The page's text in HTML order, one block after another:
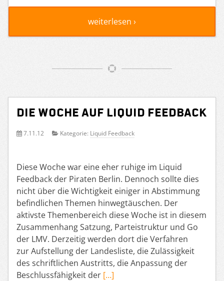
weiterlesen ›
Die Woche auf Liquid Feedback
7.11.12 Kategorie: Liquid Feedback
Diese Woche war eine eher ruhige im Liquid
Feedback der Piraten Berlin. Dennoch sollte dies
nicht über die Wichtigkeit einiger in Abstimmung
befindlichen Themen hinwegtäuschen. Der
aktivste Themenbereich diese Woche ist in diesem
Zusammenhang Satzung, Parteistruktur und Go
der LMV. Derzeitig werden dort die Verfahren
zur Aufstellung der Landesliste, die Zulässigkeit
des schriftlichen Austritts, die Anpassung der
Beschlussfähigkeit der […]